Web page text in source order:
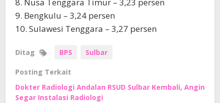
8. Nusa Tenggara Timur – 3,23 persen
9. Bengkulu – 3,24 persen
10. Sulawesi Tenggara – 3,27 persen
Ditag BPS Sulbar
Posting Terkait
Dokter Radiologi Andalan RSUD Sulbar Kembali, Angin
Segar Instalasi Radiologi